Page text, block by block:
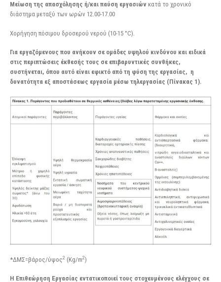
Μείωση της απασχόλησης ή/και παύση εργασιών κατά το χρονικό
διάστημα μεταξύ των ωρών 12.00-17.00
Χορήγηση πόσιμου δροσερού νερού (10-15 °C).
Για εργαζόμενους που ανήκουν σε ομάδες υψηλού κινδύνου και ειδικά
στις περιπτώσεις έκθεσής τους σε επιβαρυντικές συνθήκες,
συστήνεται, όπου αυτό είναι εφικτό από τη φύση της εργασίας, η
δυνατότητα εξ αποστάσεως εργασία μέσω τηλεργασίας (Πίνακας 1).
*ΔΜΣ=βάρος/ύψος2 (Kg/m2)
Η Επιθεώρηση Εργασίας εντατικοποιεί τους στοχευμένους ελέγχους σε